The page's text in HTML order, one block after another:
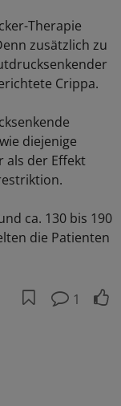
Therapie
zusätzlich zu
Crippa.
diejenige
als der Effekt
ca. 130 bis 190
die Patienten
1